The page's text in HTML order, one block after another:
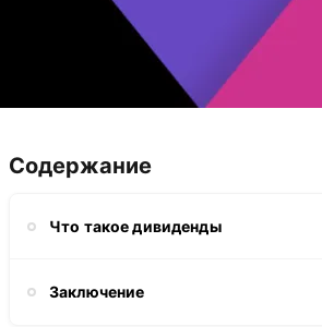
Содержание
Что такое дивиденды
Заключение